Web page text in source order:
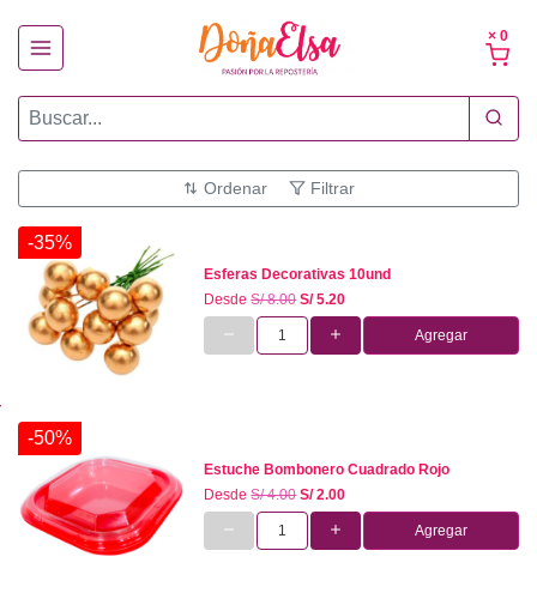
× 0
Ordenar Filtrar
-35%
Esferas Decorativas 10und
DesdeS/ 8.00 S/ 5.20
Agregar
-50%
Estuche Bombonero Cuadrado Rojo
DesdeS/ 4.00 S/ 2.00
Agregar